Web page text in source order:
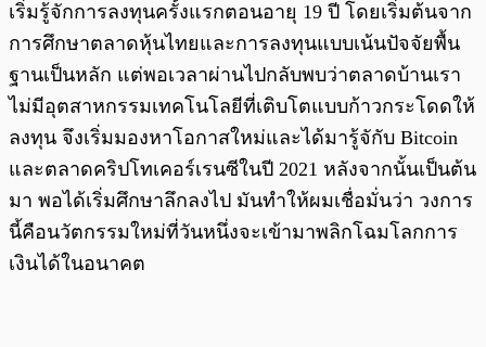
เริ่มรู้จักการลงทุนครั้งแรกตอนอายุ 19 ปี โดยเริ่มต้นจาก
การศึกษาตลาดหุ้นไทยและการลงทุนแบบเน้นปัจจัยพื้น
ฐานเป็นหลัก แต่พอเวลาผ่านไปกลับพบว่าตลาดบ้านเรา
ไม่มีอุตสาหกรรมเทคโนโลยีที่เติบโตแบบก้าวกระโดดให้
ลงทุน จึงเริ่มมองหาโอกาสใหม่และได้มารู้จักับ Bitcoin
และตลาดคริปโทเคอร์เรนซีในปี 2021 หลังจากนั้นเป็นต้น
มา พอได้เริ่มศึกษาลึกลงไป มันทำให้ผมเชื่อมั่นว่า วงการ
นี้คือนวัตกรรมใหม่ที่วันหนึ่งจะเข้ามาพลิกโฉมโลกการ
เงินได้ในอนาคต